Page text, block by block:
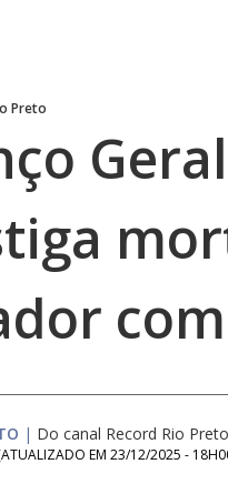
Preto
| Do canal Record Rio
EM 23/12/2025 -